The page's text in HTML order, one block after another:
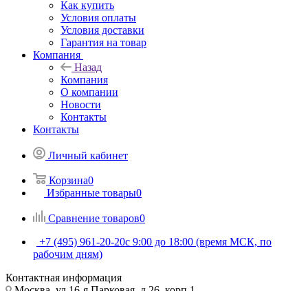
Как купить
Условия оплаты
Условия доставки
Гарантия на товар
Компания
Назад
Компания
О компании
Новости
Контакты
Контакты
Личный кабинет
Корзина0
Избранные товары0
Сравнение товаров0
+7 (495) 961-20-20с 9:00 до 18:00 (время МСК, по
рабочим дням)
Контактная информация